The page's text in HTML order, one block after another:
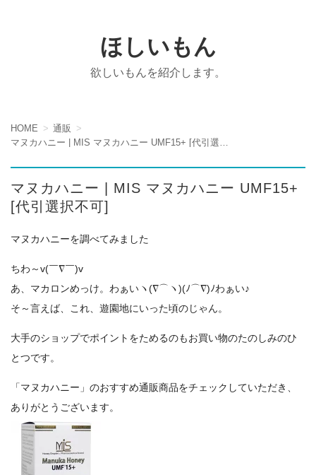
ほしいもん
欲しいもんを紹介します。
HOME
通販
マヌカハニー | MIS マヌカハニー UMF15+
[代引選択不可]
マヌカハニーを調べてみました
ちわ～v(￣∇￣)v
あ、マカロンめっけ。わぁいヽ(∇⌒ヽ)(ﾉ⌒∇)ﾉわぁい♪
そ～言えば、これ、遊園地にいった頃のじゃん。
大手のショップでポイントをためるのもお買い物のたのしみのひ
とつです。
「マヌカハニー」のおすすめ通販商品をチェックしていただき、
ありがとうございます。